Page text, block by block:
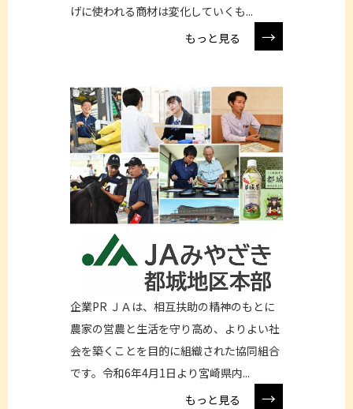
げに使われる商材は変化していくも...
もっと見る
→
企業PR ＪＡは、相互扶助の精神のもとに
農家の営農と生活を守り高め、よりよい社
会を築くことを目的に組織された協同組合
です。令和6年4月1日より宮崎県内...
もっと見る
→